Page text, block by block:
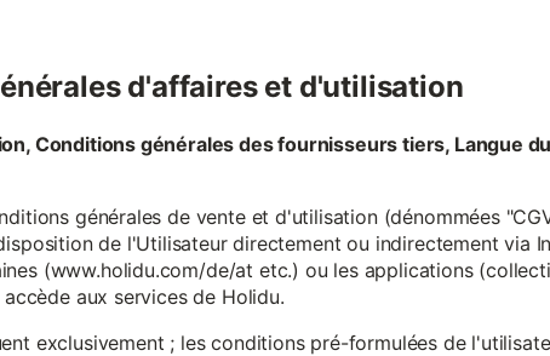
d'affaires et d'utilisation
Conditions générales des fournisseurs tiers, Langue
générales de vente et d'utilisation (dénommées
de l'Utilisateur directement ou indirectement via
(www.holidu.com/de/at etc.) ou les applications
aux services de Holidu.
exclusivement ; les conditions pré-formulées de